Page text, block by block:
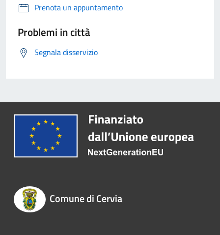
Prenota un appuntamento
Problemi in città
Segnala disservizio
Comune di Cervia